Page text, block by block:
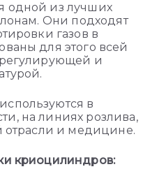
одной из лучших
Они подходят
газов в
для этого всей
и
в
на линиях розлива,
отрасли и медицине.
криоцилиндров: